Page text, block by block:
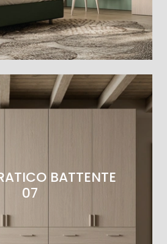
BATTENTE
07